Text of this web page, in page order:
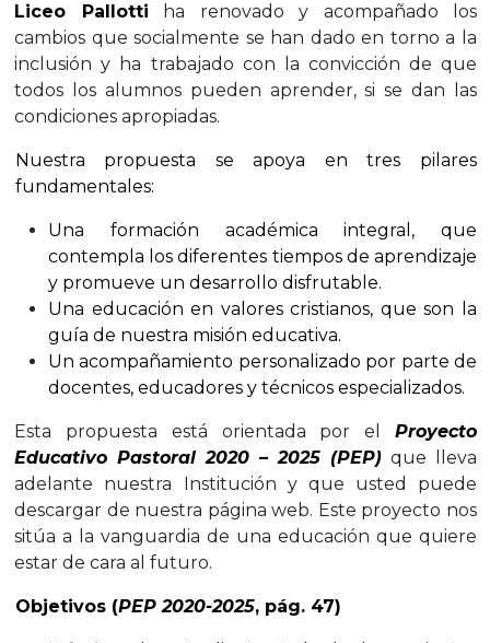
Liceo Pallotti ha renovado y acompañado los
cambios que socialmente se han dado en torno a la
inclusión y ha trabajado con la convicción de que
todos los alumnos pueden aprender, si se dan las
condiciones apropiadas.
Nuestra propuesta se apoya en tres pilares
fundamentales:
Una formación académica integral, que
contempla los diferentes tiempos de aprendizaje
y promueve un desarrollo disfrutable.
Una educación en valores cristianos, que son la
guía de nuestra misión educativa.
Un acompañamiento personalizado por parte de
docentes, educadores y técnicos especializados.
Esta propuesta está orientada por el Proyecto
Educativo Pastoral 2020 – 2025 (PEP) que lleva
adelante nuestra Institución y que usted puede
descargar de nuestra página web. Este proyecto nos
sitúa a la vanguardia de una educación que quiere
estar de cara al futuro.
Objetivos (PEP 2020-2025, pág. 47)